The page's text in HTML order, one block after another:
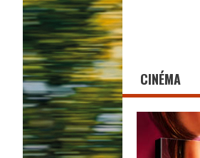
CINÉMA